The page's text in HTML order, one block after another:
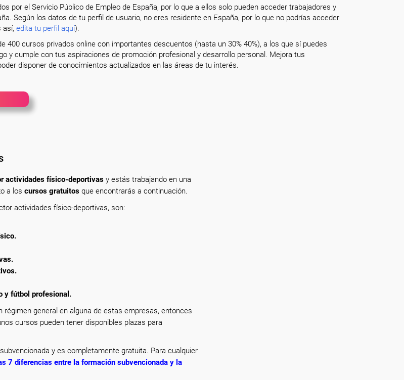
por el Servicio Público de Empleo de España, por lo que a ellos solo pueden acceder trabajadores y
Según los datos de tu perfil de usuario, no eres residente en España, por lo que no podrías acceder
así, edita tu perfil aquí).
400 cursos privados online con importantes descuentos (hasta un 30% 40%), a los que sí puedes
y cumple con tus aspiraciones de promoción profesional y desarrollo personal. Mejora tus
disponer de conocimientos actualizados en las áreas de tu interés.
actividades físico-deportivas y estás trabajando en una
a los cursos gratuitos que encontrarás a continuación.
actividades físico-deportivas, son:
y fútbol profesional.
general en alguna de estas empresas, entonces
cursos pueden tener disponibles plazas para
y es completamente gratuita. Para cualquier
7 diferencias entre la formación subvencionada y la